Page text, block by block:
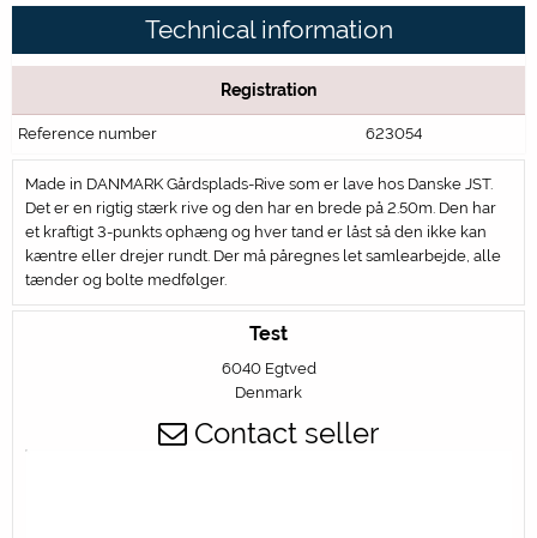
Technical information
Registration
Reference number 623054
Made in DANMARK Gårdsplads-Rive som er lave hos Danske JST.
Det er en rigtig stærk rive og den har en brede på 2.50m. Den har
et kraftigt 3-punkts ophæng og hver tand er låst så den ikke kan
kæntre eller drejer rundt. Der må påregnes let samlearbejde, alle
tænder og bolte medfølger.
Test
6040 Egtved
Denmark
Contact seller